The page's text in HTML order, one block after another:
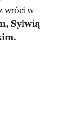
wróci w
Sylwią